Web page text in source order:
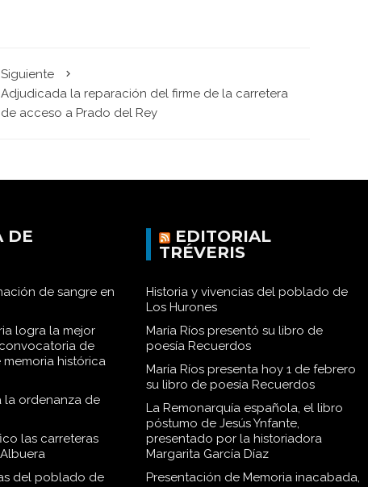
Siguiente
Adjudicada la reparación del firme de la carretera
de acceso a Prado del Rey
DE
de sangre en
logra la mejor
de
histórica
la ordenanza de
las carreteras
del poblado de
EDITORIAL
TRÉVERIS
Historia y vivencias del poblado de
Los Hurones
María Ríos presentó su libro de
poesía Recuerdos
María Ríos presenta hoy 1 de febrero
su libro de poesía Recuerdos
La Remonarquía española, el libro
póstumo de Jesús Ynfante,
presentado por la historiadora
Margarita García Díaz
Presentación de Memoria inacabada,